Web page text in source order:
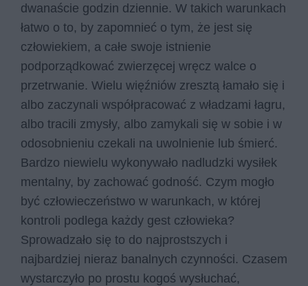
dwanaście godzin dziennie. W takich warunkach
łatwo o to, by zapomnieć o tym, że jest się
człowiekiem, a całe swoje istnienie
podporządkować zwierzęcej wręcz walce o
przetrwanie. Wielu więźniów zresztą łamało się i
albo zaczynali współpracować z władzami łagru,
albo tracili zmysły, albo zamykali się w sobie i w
odosobnieniu czekali na uwolnienie lub śmierć.
Bardzo niewielu wykonywało nadludzki wysiłek
mentalny, by zachować godność. Czym mogło
być człowieczeństwo w warunkach, w której
kontroli podlega każdy gest człowieka?
Sprowadzało się to do najprostszych i
najbardziej nieraz banalnych czynności. Czasem
wystarczyło po prostu kogoś wysłuchać,